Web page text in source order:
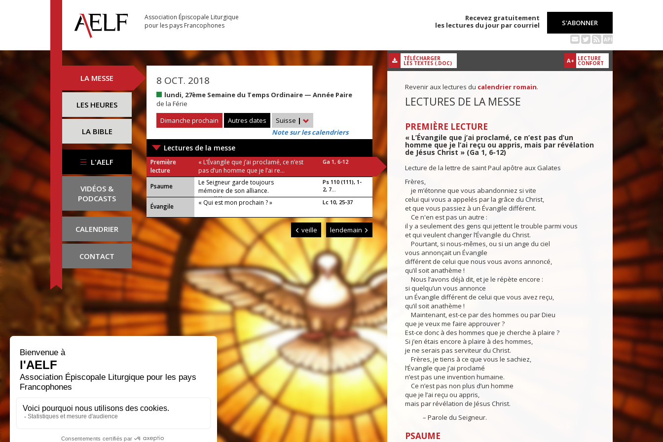
Association Épiscopale Liturgique
pour les pays Francophones
Recevez gratuitement
les lectures du jour par courriel
S'ABONNER
API
LA MESSE
LES HEURES
LA BIBLE
L'AELF
VIDÉOS &
PODCASTS
CALENDRIER
CONTACT
8 OCT. 2018
lundi, 27ème Semaine du Temps Ordinaire — Année Paire
de la Férie
Dimanche prochain
Autres dates Suisse |
Note sur les calendriers
Lectures de la messe
Première
lecture
« L’Évangile que j’ai proclamé, ce n’est
pas d’un homme que je l’ai re...
Ga 1, 6-12
Psaume
Le Seigneur garde toujours
mémoire de son alliance.
ou : Alléluia !
Ps 110 (111), 1-
2, 7...
Évangile « Qui est mon prochain ? » Lc 10, 25-37
veille lendemain
A+ LECTURE
CONFORT
TÉLÉCHARGER
LES TEXTES (.DOC)
Revenir aux lectures du calendrier romain.
LECTURES DE LA MESSE
PREMIÈRE LECTURE
« L’Évangile que j’ai proclamé, ce n’est pas d’un
homme que je l’ai reçu ou appris, mais par révélation
de Jésus Christ » (Ga 1, 6-12)
Lecture de la lettre de saint Paul apôtre aux Galates
Frères,
je m’étonne que vous abandonniez si vite
celui qui vous a appelés par la grâce du Christ,
et que vous passiez à un Évangile différent.
Ce n'en est pas un autre :
il y a seulement des gens qui jettent le trouble parmi vous
et qui veulent changer l’Évangile du Christ.
Pourtant, si nous-mêmes, ou si un ange du ciel
vous annonçait un Évangile
différent de celui que nous vous avons annoncé,
qu’il soit anathème !
Nous l’avons déjà dit, et je le répète encore :
si quelqu’un vous annonce
un Évangile différent de celui que vous avez reçu,
qu’il soit anathème !
Maintenant, est-ce par des hommes ou par Dieu
que je veux me faire approuver ?
Est-ce donc à des hommes que je cherche à plaire ?
Si j’en étais encore à plaire à des hommes,
je ne serais pas serviteur du Christ.
Frères, je tiens à ce que vous le sachiez,
l’Évangile que j’ai proclamé
n’est pas une invention humaine.
Ce n’est pas non plus d’un homme
que je l’ai reçu ou appris,
mais par révélation de Jésus Christ.
– Parole du Seigneur.
PSAUME